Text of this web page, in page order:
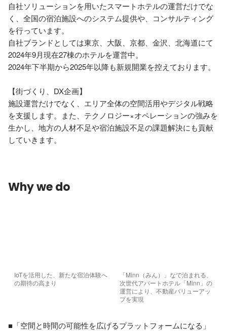
自社ソリューションを用いたスマートホテルの運営だけでな
く、全国の宿泊施設へのシステム提供や、コンサルティング
を行っています。
自社ブランドとしては東京、大阪、京都、金沢、北海道にて
2024年9月現在27棟のホテルを運営中。
2024年下半期から2025年以降も新規開業を控えております。
【街づくり、DX企画】
施設運営だけでなく、エリア全体の空間活用やデジタル戦略
を支援します。また、テクノロジー×オペレーションの強みを
生かし、地方の人材不足や宿泊施設不足の課題解決にも貢献
していきます。
Why we do
IoTを活用した、新たな宿泊体験へ
の期待の高まり
「Minn（みん）」なで泊まれる、
次世代アパートホテル「Minn」の
運営により、不動産バリューアッ
プを実現
■「空間と時間の可能性を広げるプラットフォームになる」